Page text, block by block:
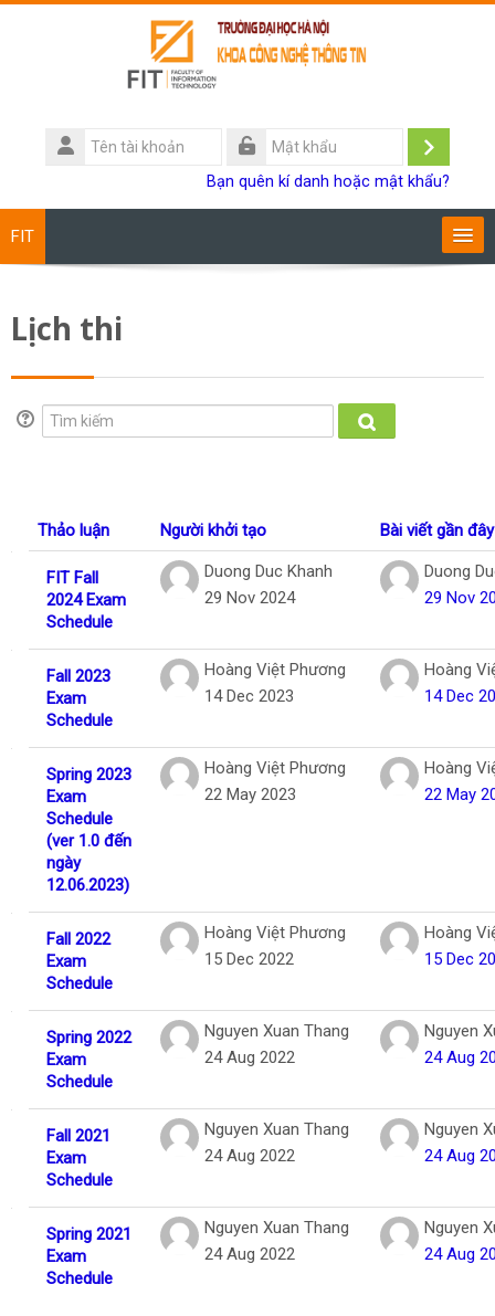
Tên
tài
Đăng
Bạn quên kí danh hoặc mật khẩu?
FIT
Giảng viên
Sinh viên
Tiếng Việt
kiếm
khoá
Gửi
Lịch thi
Tìm kiếm
Tìm kiếm
Danh sách các cuộc thảo luận. Đang
Thảo luận Người khởi tạo Bài viết gần
FIT Fall
2024 Exam
Schedule
Duong Duc Khanh
29 Nov 2024
Duong
29 Nov
Fall 2023
Exam
Schedule
Hoàng Việt Phương
14 Dec 2023
Hoàng
14 Dec
Spring 2023
Exam
Schedule
(ver 1.0 đến
ngày
12.06.2023)
Hoàng Việt Phương
22 May 2023
Hoàng
22 May
Fall 2022
Exam
Schedule
Hoàng Việt Phương
15 Dec 2022
Hoàng
15 Dec
Spring 2022
Exam
Schedule
Nguyen Xuan Thang
24 Aug 2022
Nguyen
24 Aug
Fall 2021
Exam
Schedule
Nguyen Xuan Thang
24 Aug 2022
Nguyen
24 Aug
Spring 2021
Exam
Schedule
Nguyen Xuan Thang
24 Aug 2022
Nguyen
24 Aug